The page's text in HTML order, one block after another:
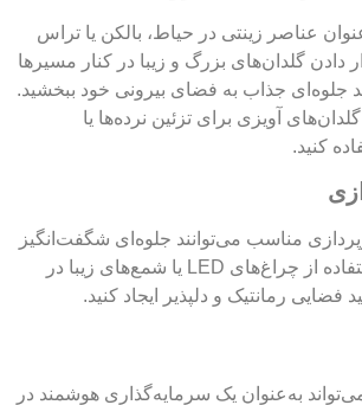
عناصر زینتی در حیاط، بالکن یا تراس
دادن گلدان‌های بزرگ و زیبا در کنار مسیرها
جلوه‌ای جذاب به فضای بیرونی خود ببخشید.
آویزی برای تزئین نرده‌ها یا
کنید.
مناسب می‌توانند جلوه‌ای شگفت‌انگیز
به فضا ببخشند. با استفاده از چراغ‌های LED یا شمع‌های زیبا در
فضایی رمانتیک و دلپذیر ایجاد کنید.
به‌عنوان یک سرمایه‌گذاری هوشمند در